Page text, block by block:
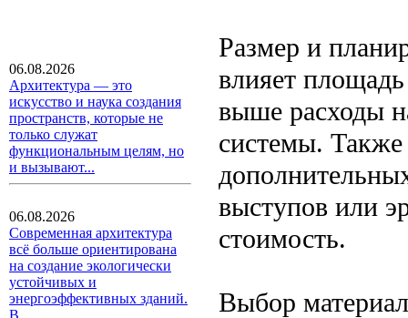
06.08.2026
Архитектура — это
искусство и наука создания
пространств, которые не
только служат
функциональным целям, но
и вызывают...
06.08.2026
Современная архитектура
всё больше ориентирована
на создание экологически
устойчивых и
энергоэффективных зданий.
В...
Размер и
влияет
выше расходы
системы.
выступов или
стоимость.
Выбор